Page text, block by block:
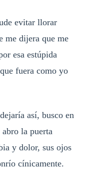
evitar llorar
me dijera que me
esa estúpida
fuera como yo
así, busco en
la puerta
y dolor, sus ojos
cínicamente.